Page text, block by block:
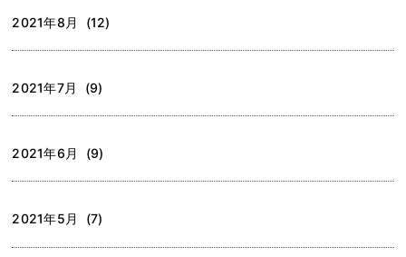
2021年8月 (12)
2021年7月 (9)
2021年6月 (9)
2021年5月 (7)